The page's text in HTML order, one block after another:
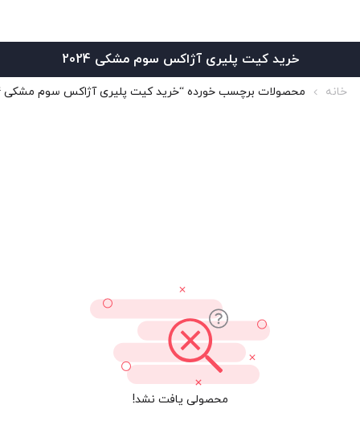
خرید کیت پلیری آژاکس سوم مشکی 2024
خانه محصولات برچسب خورده “خرید کیت پلیری آژاکس سوم مشکی 2024”
محصولی یافت نشد!